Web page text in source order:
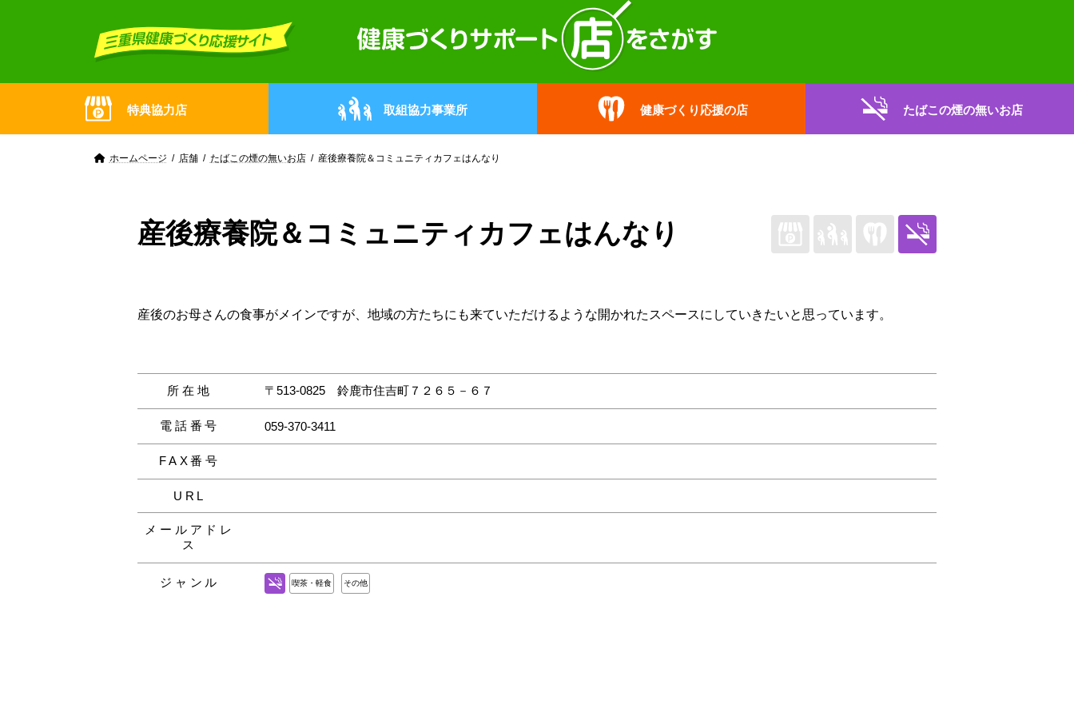
特典協力店 取組協力事業所 健康づくり応援の店 たばこの煙の無いお店
ホームページ 店舗 たばこの煙の無いお店 産後療養院＆コミュニティカフェはんなり
産後療養院＆コミュニティカフェはんなり
産後のお母さんの食事がメインですが、地域の方たちにも来ていただけるような開かれたスペースにしていきたいと思っています。
所在地 〒513-0825 鈴鹿市住吉町７２６５－６７
電話番号 059-370-3411
FAX番号
URL
メールアドレ
ス
ジャンル 喫茶・軽食 その他